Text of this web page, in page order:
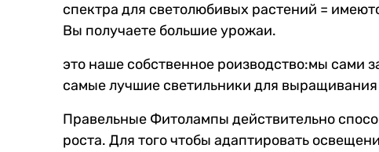
спектра для светолюбивых растений =
Вы получаете большие урожаи.
это наше собственное роизводство:мы сами
самые лучшие светильники для
Правельные Фитолампы действительно
роста. Для того чтобы адаптировать